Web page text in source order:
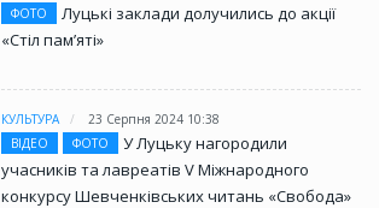
ФОТО
Луцькі заклади долучились до акції
«Стіл памʼяті»
КУЛЬТУРА
23 Серпня 2024 10:38
ВІДЕО
ФОТО
У Луцьку нагородили
учасників та лавреатів V Міжнародного
конкурсу Шевченківських читань «Свобода»